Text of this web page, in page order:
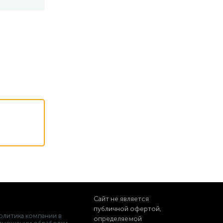
компании в
Сайт не является
публичной офертой,
определяемой